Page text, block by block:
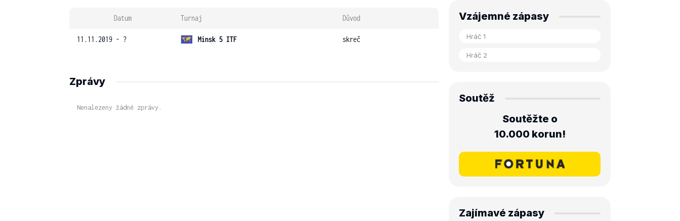
Datum Turnaj Důvod
11.11.2019 - ? Minsk 5 ITF skreč
Zprávy
Nenalezeny žádné zprávy.
Vzájemné zápasy
Soutěž
Soutěžte o
10.000 korun!
Zajímavé zápasy